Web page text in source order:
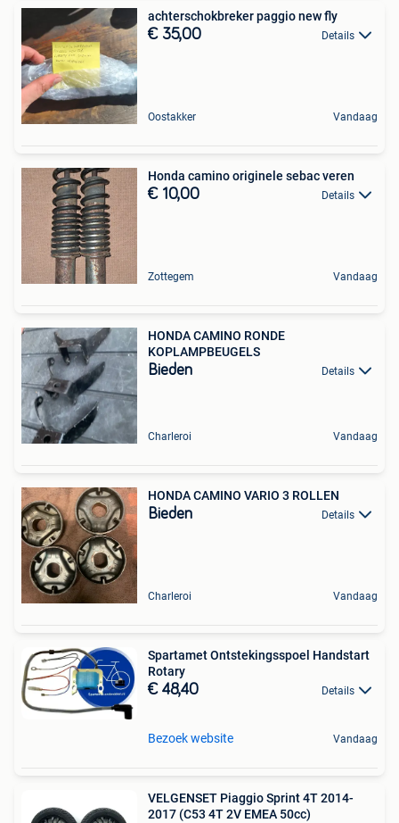
achterschokbreker paggio new fly
€ 35,00 Details
Oostakker Vandaag
Honda camino originele sebac veren
€ 10,00 Details
Zottegem Vandaag
HONDA CAMINO RONDE
KOPLAMPBEUGELS
Bieden Details
Charleroi Vandaag
HONDA CAMINO VARIO 3 ROLLEN
Bieden Details
Charleroi Vandaag
Spartamet Ontstekingsspoel Handstart
Rotary
€ 48,40 Details
Bezoek website Vandaag
VELGENSET Piaggio Sprint 4T 2014-
2017 (C53 4T 2V EMEA 50cc)